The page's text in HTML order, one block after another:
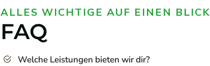
ALLES WICHTIGE AUF EINEN BLICK
FAQ
Welche Leistungen bieten wir dir?